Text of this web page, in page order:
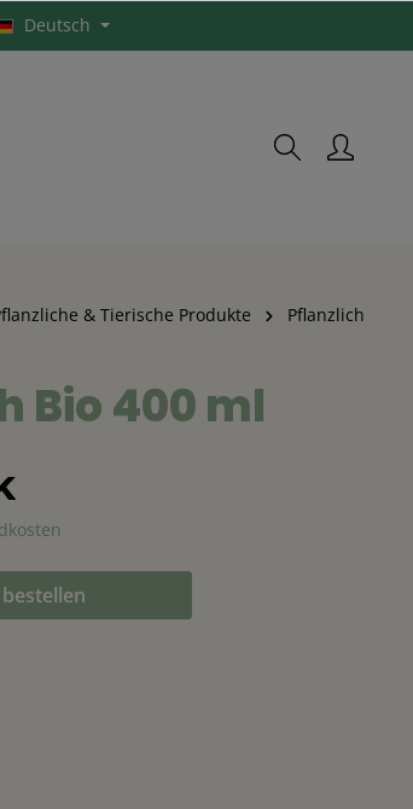
Deutsch
& Tierische Produkte Pflanzlich
Bio 400 ml